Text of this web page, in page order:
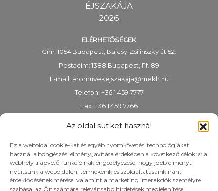
Az oldal sütiket használ
Ez a weboldal cookie-kat és egyéb nyomkövetési technológiákat
használ a böngészési élmény javítása érdekében a következő célokra: a
webhely alapvető funkcióinak engedélyezése, hogy jobb élményt
nyújtsunk a weboldalon, termékeink és szolgáltatásaink iránti
érdeklődésének mérése, valamint a marketing interakciók személyre
szabása, az Ön számára relevánsabb hirdetések megjelenítése.
ÉJSZAKÁJA
2026
ELÉRHETŐSÉGEK
Cím: 1054 Budapest, Bajcsy-Zsilinszky út 52.
Postacím: 1388 Budapest, Pf. 89
E-mail: eromuvekejszakaja@mekh.hu
Telefon: +36 1 459 7777
Fax: +36 1 459 7766